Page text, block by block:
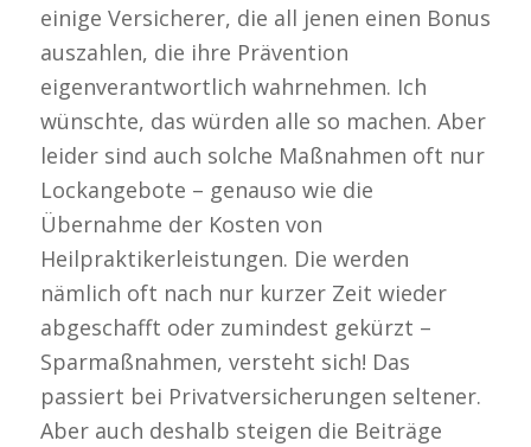
einige Versicherer, die all jenen einen Bonus
auszahlen, die ihre Prävention
eigenverantwortlich wahrnehmen. Ich
wünschte, das würden alle so machen. Aber
leider sind auch solche Maßnahmen oft nur
Lockangebote – genauso wie die
Übernahme der Kosten von
Heilpraktikerleistungen. Die werden
nämlich oft nach nur kurzer Zeit wieder
abgeschafft oder zumindest gekürzt –
Sparmaßnahmen, versteht sich! Das
passiert bei Privatversicherungen seltener.
Aber auch deshalb steigen die Beiträge